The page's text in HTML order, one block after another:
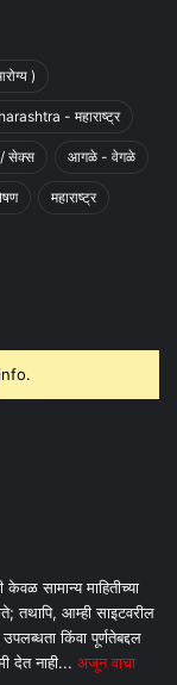
)
- महाराष्ट्र
सेक्स आगळे - वेगळे
महाराष्ट्र
सामान्य माहितीच्या
तथापि, आम्ही साइटवरील
उपलब्धता किंवा पूर्णतेबद्दल
देत ​​नाही... अजून वाचा